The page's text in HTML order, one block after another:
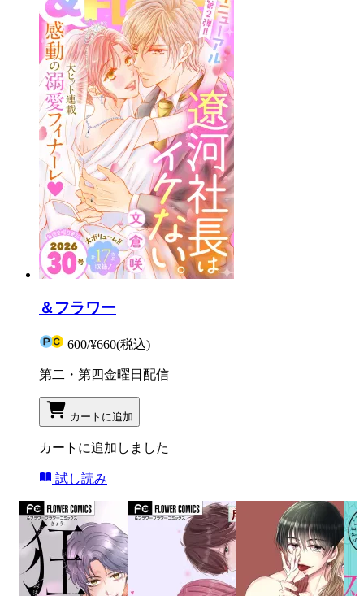
＆フラワー
600/¥660(税込)
第二・第四金曜日配信
カートに追加
カートに追加しました
試し読み